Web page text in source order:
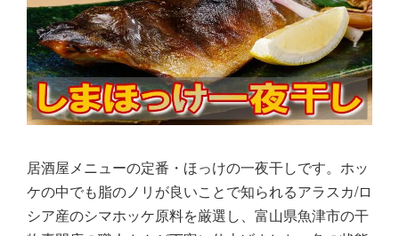
居酒屋メニューの定番・ほっけの一夜干しです。ホッ
ケの中でも脂のノリが良いことで知られるアラスカ/ロ
シア産のシマホッケ原料を厳選し、富山県魚津市の干